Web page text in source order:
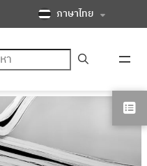
ภาษาไทย